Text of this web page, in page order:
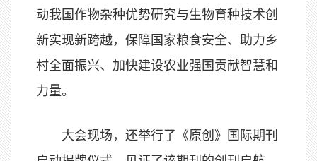
动我国作物杂种优势研究与生物育种技术创
新实现新跨越，保障国家粮食安全、助力乡
村全面振兴、加快建设农业强国贡献智慧和
力量。
大会现场，还举行了《原创》国际期刊